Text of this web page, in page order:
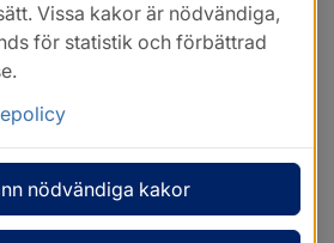
Vissa kakor är nödvändiga,
för statistik och förbättrad
nödvändiga kakor